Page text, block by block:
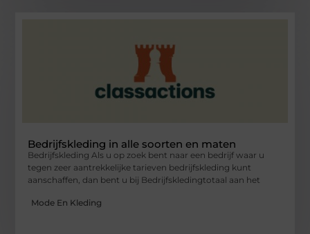
Bedrijfskleding in alle soorten en maten
Bedrijfskleding Als u op zoek bent naar een bedrijf waar u
tegen zeer aantrekkelijke tarieven bedrijfskleding kunt
aanschaffen, dan bent u bij Bedrijfskledingtotaal aan het
Mode En Kleding